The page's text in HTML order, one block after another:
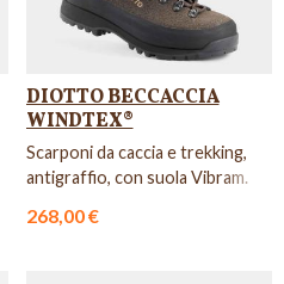
DIOTTO BECCACCIA
WINDTEX®
Scarponi da caccia e trekking,
antigraffio, con suola Vibram.
268,00 €